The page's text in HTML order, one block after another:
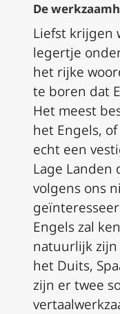
De
Liefst krijgen
legertje
het rijke
te boren dat
Het meest
het Engels,
echt een
Lage Landen
volgens ons
Engels zal
natuurlijk zijn
het Duits,
zijn er twee